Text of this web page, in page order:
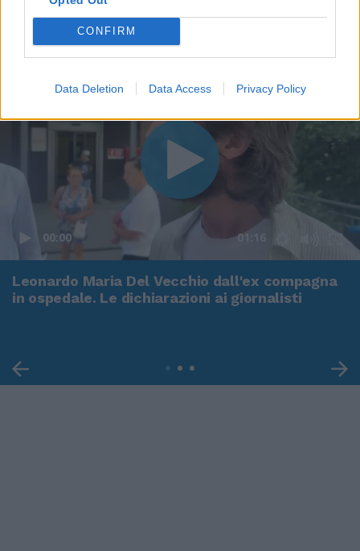
CONFIRM
Data Deletion Data Access Privacy Policy
00:00 01:16
Leonardo Maria Del Vecchio dall'ex compagna
in ospedale. Le dichiarazioni ai giornalisti